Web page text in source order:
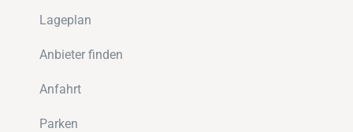
Lageplan
Anbieter finden
Anfahrt
Parken